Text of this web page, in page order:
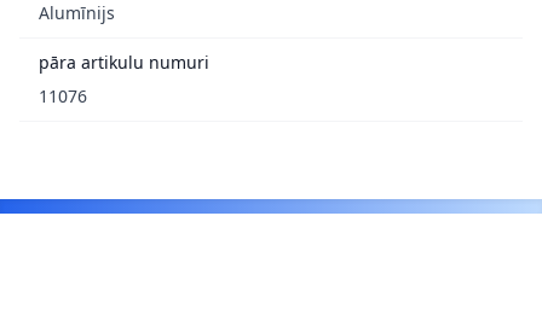
Alumīnijs
pāra artikulu numuri
11076